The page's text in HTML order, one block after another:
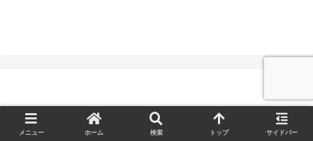
© 2021 richman's room.
メニュー ホーム 検索 トップ サイドバー